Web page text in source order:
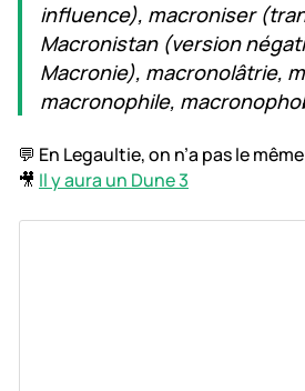
influence), macroniser
Macronistan (version
Macronie), macronolâtrie,
macronophile,
💬 En Legaultie, on n’a pas le
🎥 Il y aura un Dune 3